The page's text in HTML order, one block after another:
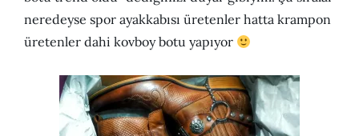
neredeyse spor ayakkabısı üretenler hatta krampon
üretenler dahi kovboy botu yapıyor